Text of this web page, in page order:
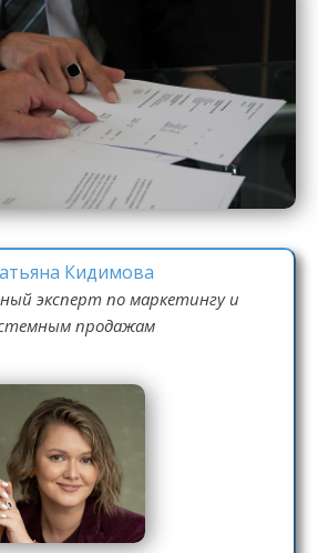
Кидимова
эксперт по маркетингу и
продажам